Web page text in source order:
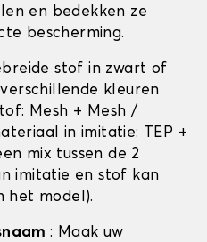
en bedekken ze
bescherming.
stof in zwart of
kleuren
Mesh + Mesh /
in imitatie: TEP +
mix tussen de 2
imitatie en stof kan
het model).
: Maak uw